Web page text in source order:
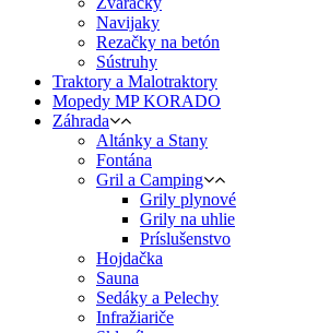
Navijaky
Rezačky na betón
Sústruhy
Traktory a Malotraktory
Mopedy MP KORADO
Záhrada
Altánky a Stany
Fontána
Gril a Camping
Grily plynové
Grily na uhlie
Príslušenstvo
Hojdačka
Sauna
Sedáky a Pelechy
Infražiariče